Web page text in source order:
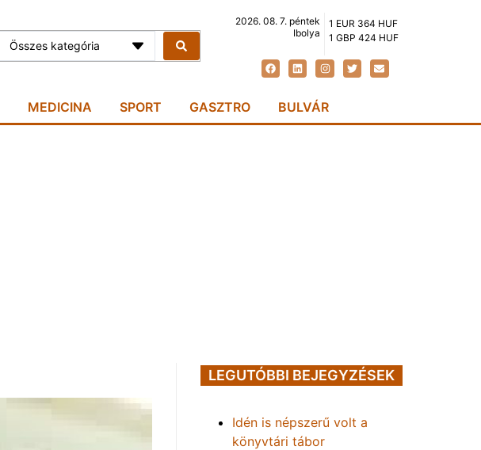
Összes kategória
2026. 08. 7. péntek
Ibolya
1 EUR 364 HUF
1 GBP 424 HUF
MEDICINA SPORT GASZTRO BULVÁR
LEGUTÓBBI BEJEGYZÉSEK
Idén is népszerű volt a
könyvtári tábor